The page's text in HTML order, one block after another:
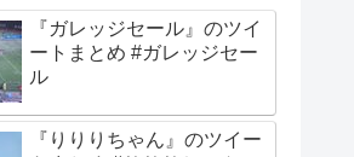
『ガレッジセール』のツイ
ートまとめ #ガレッジセー
ル
『りりりちゃん』のツイー